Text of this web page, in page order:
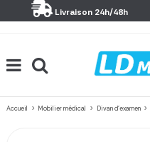
Livraison 24h/48h
Accueil Mobilier médical Divan d'examen
Panneau de gestion des cookies